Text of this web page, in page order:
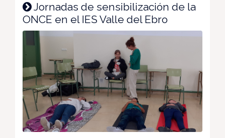
Jornadas de sensibilización de la
ONCE en el IES Valle del Ebro